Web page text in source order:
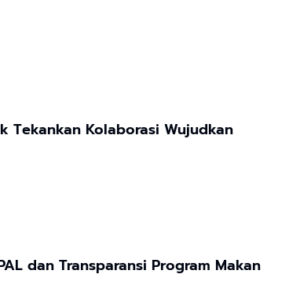
Tekankan Kolaborasi Wujudkan
dan Transparansi Program Makan